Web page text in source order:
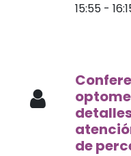
15:55 -
de